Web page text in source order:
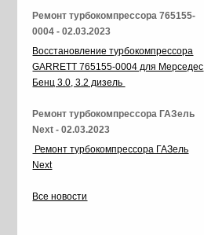
Ремонт турбокомпрессора 765155-
0004 - 02.03.2023
Восстановление турбокомпрессора
GARRETT 765155-0004 для Мерседес
Бенц 3.0, 3.2 дизель
Ремонт турбокомпрессора ГАЗель
Next - 02.03.2023
Ремонт турбокомпрессора ГАЗель
Next
Все новости